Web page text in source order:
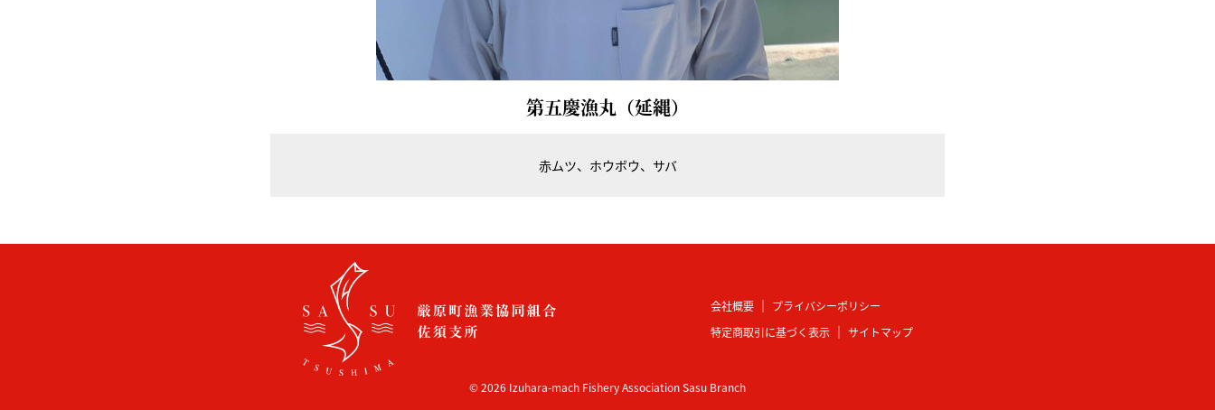
第五慶漁丸（延縄）
赤ムツ ホウボウ サバ
会社概要
プライバシーポリシー
特定商取引に基づく表示
サイトマップ
©2026 Izuhara-mach Fishery Association Sasu Branch